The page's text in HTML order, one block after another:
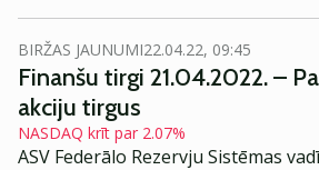
BIRŽAS JAUNUMI22.04.22, 09:45
Finanšu tirgi 21.04.2022. –
akciju tirgus
NASDAQ krīt par 2.07%
ASV Federālo Rezervju Sistēmas